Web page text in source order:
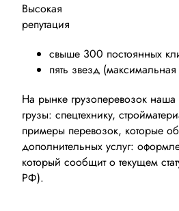
Высокая
репутация
свыше 300 постоянных
пять звезд
На рынке грузоперевозок
грузы: спецтехнику,
примеры перевозок, которые
дополнительных услуг:
который сообщит о текущем
РФ).